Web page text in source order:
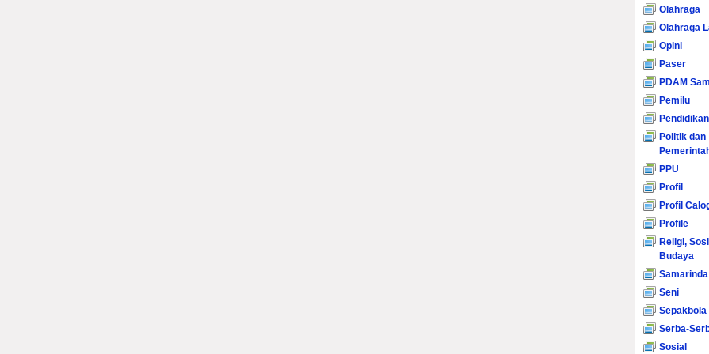
Olahraga
Olahraga
Opini
Paser
PDAM
Pemilu
Pendidikan
Politik dan
PPU
Profil
Profil
Profile
Religi,
Budaya
Samarinda
Seni
Sepakbola
Serba-
Sosial